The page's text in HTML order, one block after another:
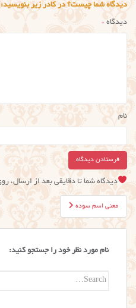
دیدگاه شما چیست؟ در کادر زیر بنویسید:
دیدگاه *
نام
دیدگاه شما تا دقایقی بعد از ارسال،
راهبری
نوشته
معنی اسم سوده
نام مورد نظر خود را جستجو کنید:
Search